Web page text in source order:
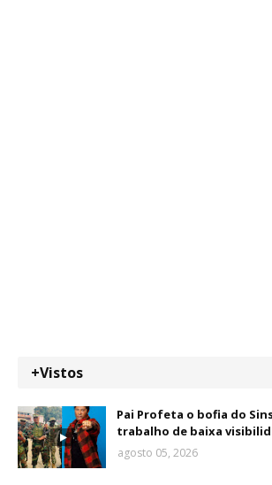
+Vistos
Pai Profeta o bofia do
trabalho de baixa
agosto 05, 2026